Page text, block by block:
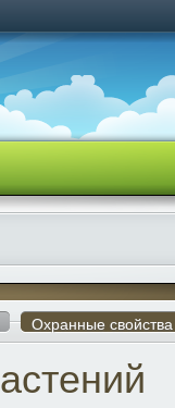
Охранные свойства